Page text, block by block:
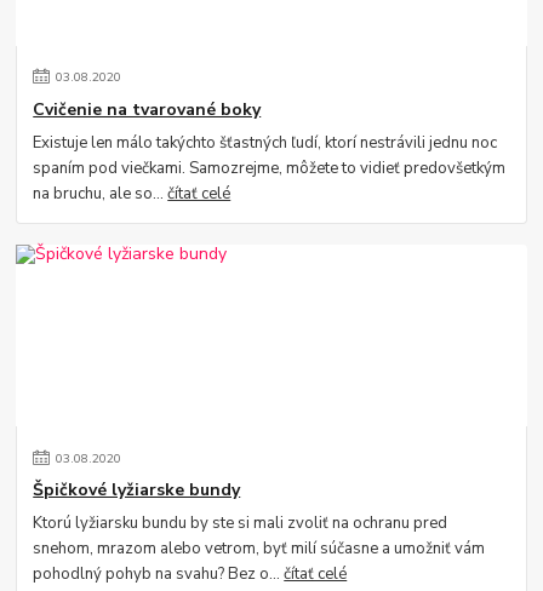
03.08.2020
Cvičenie na tvarované boky
Existuje len málo takýchto šťastných ľudí, ktorí nestrávili jednu noc
spaním pod viečkami. Samozrejme, môžete to vidieť predovšetkým
na bruchu, ale so...čítať celé
03.08.2020
Špičkové lyžiarske bundy
Ktorú lyžiarsku bundu by ste si mali zvoliť na ochranu pred
snehom, mrazom alebo vetrom, byť milí súčasne a umožniť vám
pohodlný pohyb na svahu? Bez o...čítať celé